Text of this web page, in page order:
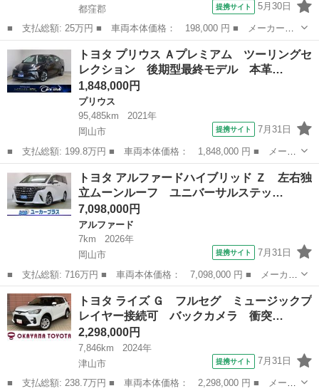
都窪郡
提携サイト 5月30日
■ 支払総額: 25万円 ■ 車両本体価格： 198,000 円 ■ メーカー
名： トヨタ ■ 車種名： ピクシスエポック ■ グレード名：
Ｇ オートエアコン エコアイドル キーレス ＥＴＣ 社外エアク
リーナー ウインカ...
岡山 都窪郡 その他
トヨタ プリウス Ａプレミアム ツーリングセ
レクション 後期型最終モデル 本革…
1,848,000円
プリウス
95,485km
2021年
岡山市
提携サイト 7月31日
■ 支払総額: 199.8万円 ■ 車両本体価格： 1,848,000 円 ■ メーカ
ー名： トヨタ ■ 車種名： プリウス ■ グレード名： Ａプレミ
アム ツーリングセレクション 後期型最終モデル 本革シート 改
良後セー...
岡山 岡山市 プリウス
トヨタ アルファードハイブリッド Ｚ 左右独
立ムーンルーフ ユニバーサルステッ…
7,098,000円
アルファード
7km
2026年
岡山市
提携サイト 7月31日
■ 支払総額: 716万円 ■ 車両本体価格： 7,098,000 円 ■ メーカー
名： トヨタ ■ 車種名： アルファードハイブリッド ■ グレード
名： Ｚ 左右独立ムーンルーフ ユニバーサルステップ トヨタチ
ームメイト...
岡山 岡山市 アルファード
トヨタ ライズ Ｇ フルセグ ミュージックプ
レイヤー接続可 バックカメラ 衝突…
2,298,000円
7,846km
2024年
津山市
提携サイト 7月31日
■ 支払総額: 238.7万円 ■ 車両本体価格： 2,298,000 円 ■ メーカ